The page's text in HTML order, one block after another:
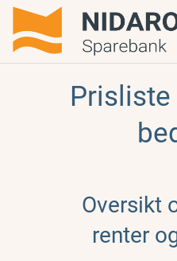
Oversikt
renter